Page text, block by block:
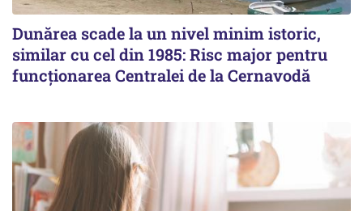
Dunărea scade la un nivel minim istoric,
similar cu cel din 1985: Risc major pentru
funcționarea Centralei de la Cernavodă